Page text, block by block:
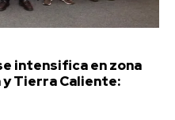
intensifica en zona
Tierra Caliente: